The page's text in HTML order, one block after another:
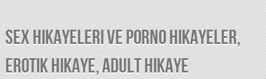
SEX HIKAYELERI VE PORNO HIKAYELER,
EROTIK HIKAYE, ADULT HIKAYE